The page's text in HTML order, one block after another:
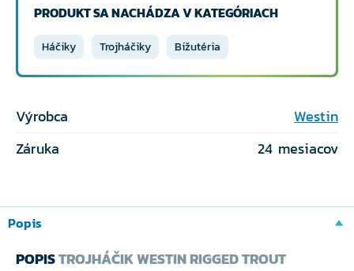
PRODUKT SA NACHÁDZA V KATEGÓRIACH
Háčiky Trojháčiky Bižutéria
Výrobca
Westin
Záruka
24 mesiacov
Popis
POPISTROJHÁČIK WESTIN RIGGED TROUT